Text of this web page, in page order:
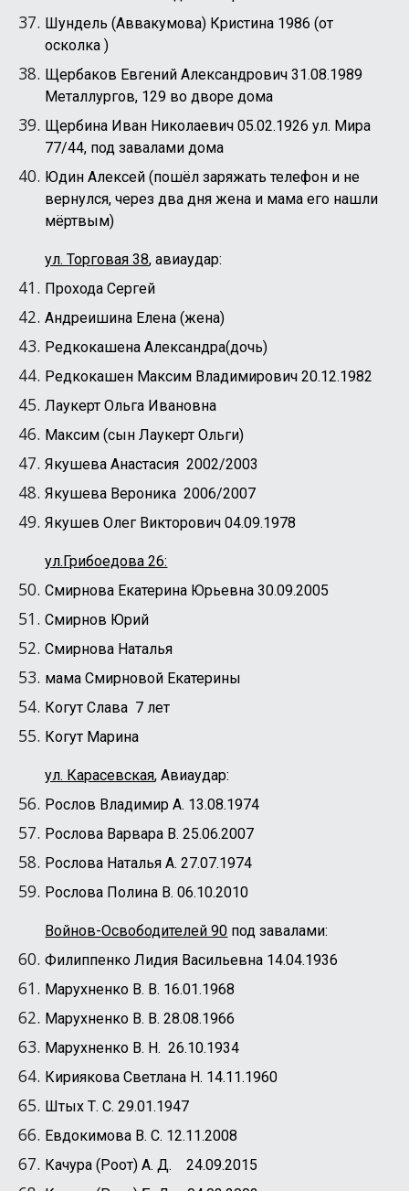
Шундель (Аввакумова) Кристина 1986 (от
осколка )
Щербаков Евгений Александрович 31.08.1989
Металлургов, 129 во дворе дома
Щербина Иван Николаевич 05.02.1926 ул. Мира
77/44, под завалами дома
Юдин Алексей (пошёл заряжать телефон и не
вернулся, через два дня жена и мама его нашли
мёртвым)
ул. Торговая 38, авиаудар:
Прохода Сергей
Андреишина Елена (жена)
Редкокашена Александра(дочь)
Редкокашен Максим Владимирович 20.12.1982
Лаукерт Ольга Ивановна
Максим (сын Лаукерт Ольги)
Якушева Анастасия 2002/2003
Якушева Вероника 2006/2007
Якушев Олег Викторович 04.09.1978
ул.Грибоедова 26:
Смирнова Екатерина Юрьевна 30.09.2005
Смирнов Юрий
Смирнова Наталья
мама Смирновой Екатерины
Когут Слава 7 лет
Когут Марина
ул. Карасевская,Авиаудар:
Рослов Владимир А. 13.08.1974
Рослова Варвара В. 25.06.2007
Рослова Наталья А. 27.07.1974
Рослова Полина В. 06.10.2010
Войнов-Освободителей 90 под завалами:
Филиппенко Лидия Васильевна 14.04.1936
Марухненко В. В. 16.01.1968
Марухненко В. В. 28.08.1966
Марухненко В. Н. 26.10.1934
Кириякова Светлана Н. 14.11.1960
Штых Т. С. 29.01.1947
Евдокимова В. С. 12.11.2008
Качура (Роот) А. Д. 24.09.2015